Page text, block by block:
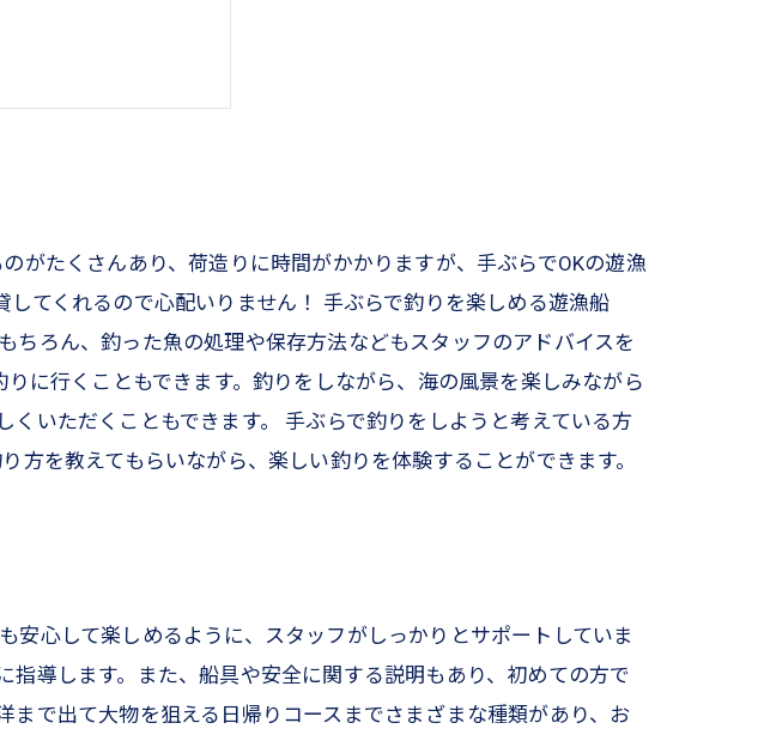
がたくさんあり、荷造りに時間がかかりますが、手ぶらでOKの遊漁
てくれるので心配いりません！ 手ぶらで釣りを楽しめる遊漁船
ろん、釣った魚の処理や保存方法などもスタッフのアドバイスを
に行くこともできます。釣りをしながら、海の風景を楽しみながら
いただくこともできます。 手ぶらで釣りをしようと考えている方
を教えてもらいながら、楽しい釣りを体験することができます。
心して楽しめるように、スタッフがしっかりとサポートしていま
導します。また、船具や安全に関する説明もあり、初めての方で
で出て大物を狙える日帰りコースまでさまざまな種類があり、お